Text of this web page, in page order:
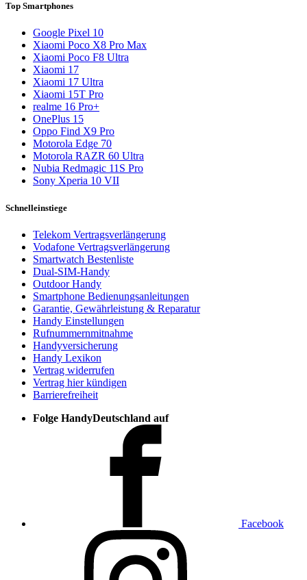
Top Smartphones
Google Pixel 10
Xiaomi Poco X8 Pro Max
Xiaomi Poco F8 Ultra
Xiaomi 17
Xiaomi 17 Ultra
Xiaomi 15T Pro
realme 16 Pro+
OnePlus 15
Oppo Find X9 Pro
Motorola Edge 70
Motorola RAZR 60 Ultra
Nubia Redmagic 11S Pro
Sony Xperia 10 VII
Schnelleinstiege
Telekom Vertragsverlängerung
Vodafone Vertragsverlängerung
Smartwatch Bestenliste
Dual-SIM-Handy
Outdoor Handy
Smartphone Bedienungsanleitungen
Garantie, Gewährleistung & Reparatur
Handy Einstellungen
Rufnummernmitnahme
Handyversicherung
Handy Lexikon
Vertrag widerrufen
Vertrag hier kündigen
Barrierefreiheit
Folge HandyDeutschland auf
Facebook